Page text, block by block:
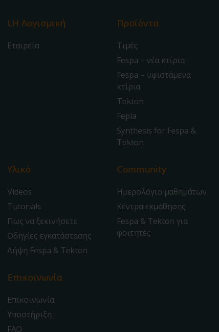
LH Λογισμική
Εταιρεία
Προϊόντα
Τιμές
Fespa – νέα κτίρια
Fespa – υφιστάμενα
κτίρια
Tekton
Fepla
Synthesis for Fespa &
Tekton
Υλικό
Videos
Tutorials
Πως να ξεκινήσετε
Οδηγίες εγκατάστασης
Λήψη Fespa & Tekton
Community
Ημερολόγιο μαθημάτων
Κέντρα εκμάθησης
Fespa & Tekton για
φοιτητές
Επικοινωνία
Επικοινωνία
Υποστήριξη
FAQ